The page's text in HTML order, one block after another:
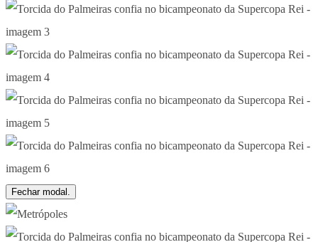
Fechar modal.